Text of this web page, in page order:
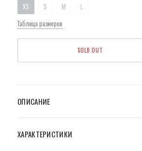
XS S M L
Таблица размеров
SOLD OUT
ОПИСАНИЕ
ХАРАКТЕРИСТИКИ